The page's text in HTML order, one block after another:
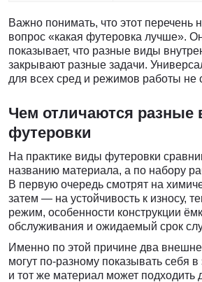
Важно понимать, что этот перечень
вопрос «какая футеровка лучше».
показывает, что разные виды
закрывают разные задачи.
для всех сред и режимов работы не
Чем отличаются разные
футеровки
На практике виды футеровки
названию материала, а по набору
В первую очередь смотрят на
затем — на устойчивость к износу,
режим, особенности конструкции
обслуживания и ожидаемый срок
Именно по этой причине два
могут по-разному показывать себя
и тот же материал может подходить